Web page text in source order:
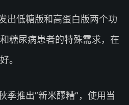
出低糖版和高蛋白版两个功
糖尿病患者的特殊需求，在
。
季推出”新米醪糟”，使用当